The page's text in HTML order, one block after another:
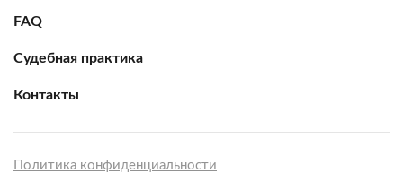
FAQ
Судебная практика
Контакты
Политика конфиденциальности